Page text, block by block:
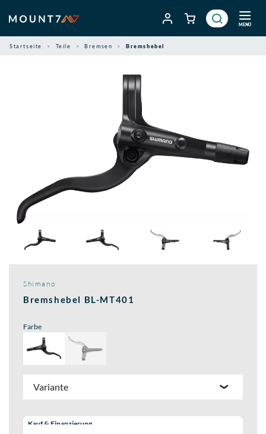
Inhalt
springen
MENÜ
Startseite Teile Bremsen Bremshebel
Shimano
Bremshebel BL-MT401
Farbe
Variante
Wähle eine Preisoption:
Kauf & Finanzierung